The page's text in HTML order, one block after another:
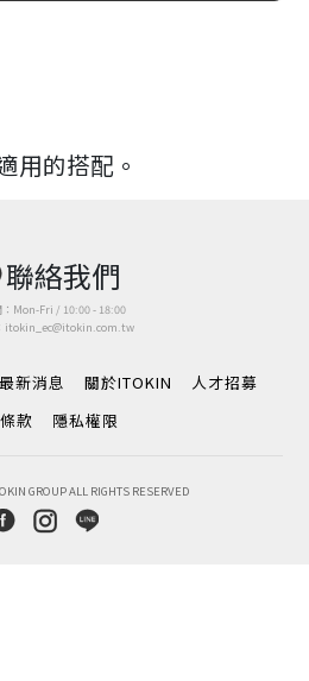
用的搭配。
聯絡我們
：Mon-Fri / 10:00 - 18:00
itokin_ec@itokin.com.tw
最新消息 關於ITOKIN
人才招募
款
隱私權限
GROUP ALL RIGHTS RESERVED